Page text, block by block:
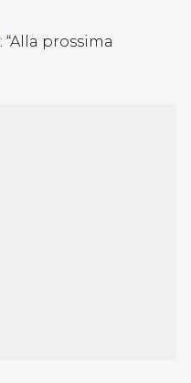
: “Alla prossima